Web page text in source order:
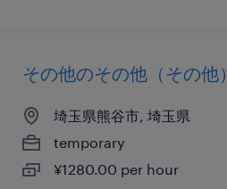
その他のその他（その他）
埼玉県熊谷市, 埼玉県
temporary
¥1280.00 per hour